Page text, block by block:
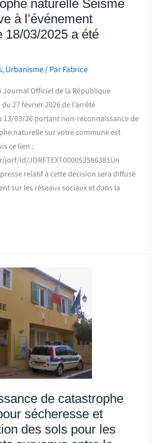
naturelle Séisme
à l’événement
18/03/2025 a été
,Urbanisme/ ParFabrice
Journal Officiel de la République
27 février 2026 de l’arrêté
13/03/26 portant non-reconnaissance de
naturelle sur votre commune est
ce lien :
id/JORFTEXT000053586381Un
relatif à cette décision sera diffusé
sur les réseaux sociaux et dans la
de catastrophe
sécheresse et
des sols pour les